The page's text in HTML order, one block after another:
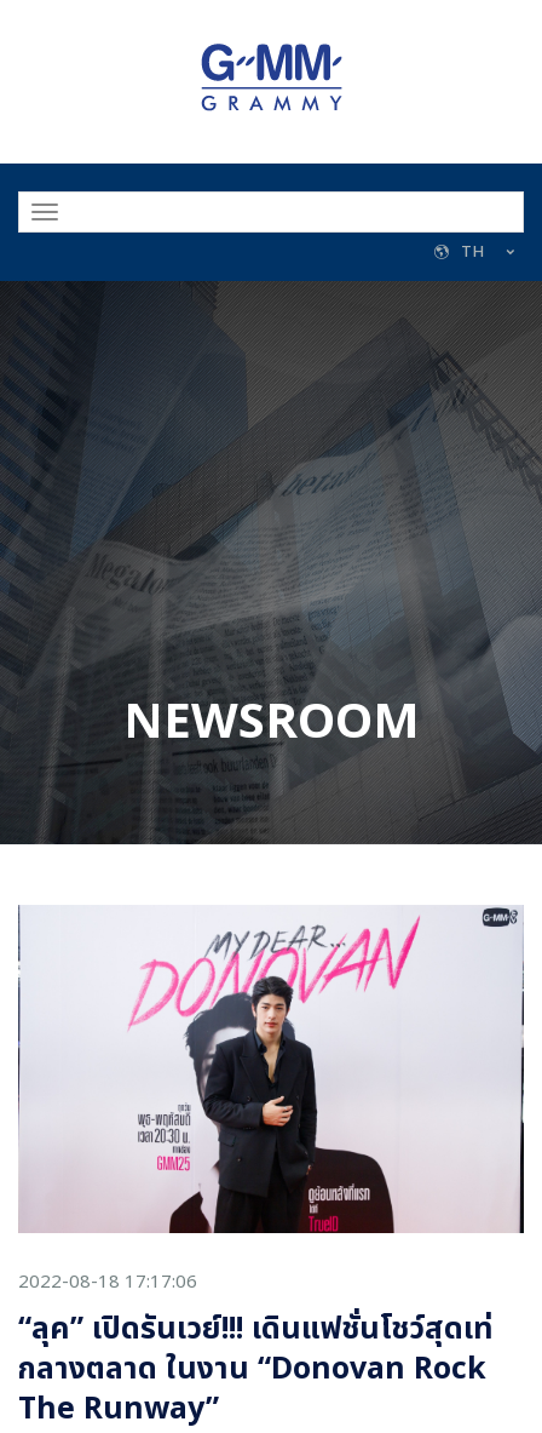
TH
NEWSROOM
2022-08-18 17:17:06
“ลุค” เปิดรันเวย์!!! เดินแฟชั่นโชว์สุดเท่
กลางตลาด ในงาน “Donovan Rock
The Runway”